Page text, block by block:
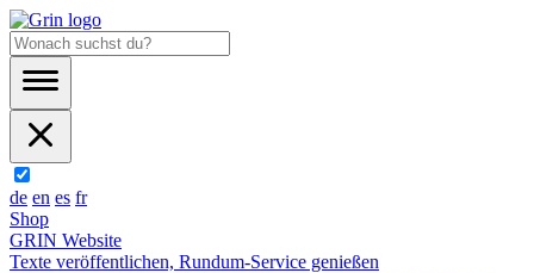
de en es fr
Shop
GRIN Website
Texte veröffentlichen, Rundum-Service genießen